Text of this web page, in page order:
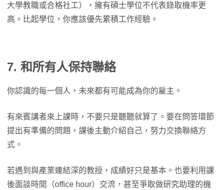
大學教職或合格社工），擁有碩士學位不代表錄取機率更
高。比起學位，你應該優先累積工作經驗。
7. 和所有人保持聯絡
你認識的每一個人，未來都有可能成為你的雇主。
有來賓講者來上課時，不要只是聽聽就算了。要在問答環節
提出有準備的問題，課後主動介紹自己，努力交換聯絡方
式。
若遇到與產業連結深的教授，成績好只是基本。也要利用課
後面談時間（office hour）交流，甚至爭取做研究助理的機